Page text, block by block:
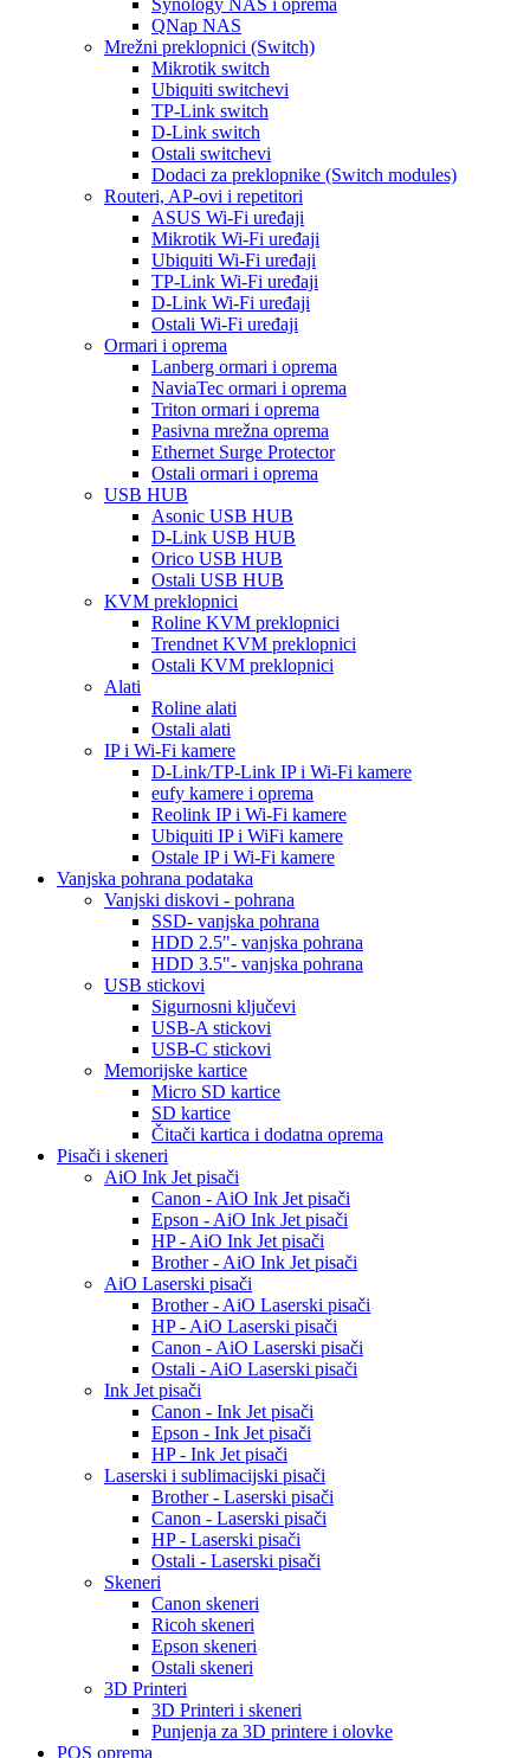
Synology NAS i oprema
QNap NAS
Mrežni preklopnici (Switch)
Mikrotik switch
Ubiquiti switchevi
TP-Link switch
D-Link switch
Ostali switchevi
Dodaci za preklopnike (Switch modules)
Routeri, AP-ovi i repetitori
ASUS Wi-Fi uređaji
Mikrotik Wi-Fi uređaji
Ubiquiti Wi-Fi uređaji
TP-Link Wi-Fi uređaji
D-Link Wi-Fi uređaji
Ostali Wi-Fi uređaji
Ormari i oprema
Lanberg ormari i oprema
NaviaTec ormari i oprema
Triton ormari i oprema
Pasivna mrežna oprema
Ethernet Surge Protector
Ostali ormari i oprema
USB HUB
Asonic USB HUB
D-Link USB HUB
Orico USB HUB
Ostali USB HUB
KVM preklopnici
Roline KVM preklopnici
Trendnet KVM preklopnici
Ostali KVM preklopnici
Alati
Roline alati
Ostali alati
IP i Wi-Fi kamere
D-Link/TP-Link IP i Wi-Fi kamere
eufy kamere i oprema
Reolink IP i Wi-Fi kamere
Ubiquiti IP i WiFi kamere
Ostale IP i Wi-Fi kamere
Vanjska pohrana podataka
Vanjski diskovi - pohrana
SSD- vanjska pohrana
HDD 2.5"- vanjska pohrana
HDD 3.5"- vanjska pohrana
USB stickovi
Sigurnosni ključevi
USB-A stickovi
USB-C stickovi
Memorijske kartice
Micro SD kartice
SD kartice
Čitači kartica i dodatna oprema
Pisači i skeneri
AiO Ink Jet pisači
Canon - AiO Ink Jet pisači
Epson - AiO Ink Jet pisači
HP - AiO Ink Jet pisači
Brother - AiO Ink Jet pisači
AiO Laserski pisači
Brother - AiO Laserski pisači
HP - AiO Laserski pisači
Canon - AiO Laserski pisači
Ostali - AiO Laserski pisači
Ink Jet pisači
Canon - Ink Jet pisači
Epson - Ink Jet pisači
HP - Ink Jet pisači
Laserski i sublimacijski pisači
Brother - Laserski pisači
Canon - Laserski pisači
HP - Laserski pisači
Ostali - Laserski pisači
Skeneri
Canon skeneri
Ricoh skeneri
Epson skeneri
Ostali skeneri
3D Printeri
3D Printeri i skeneri
Punjenja za 3D printere i olovke
POS oprema